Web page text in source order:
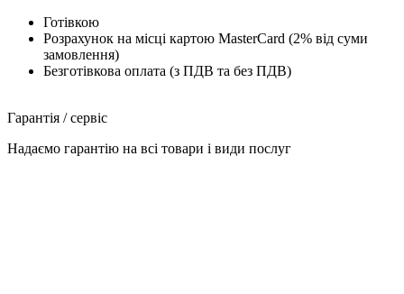
Готівкою
Розрахунок на місці картою MasterCard (2% від суми
замовлення)
Безготівкова оплата (з ПДВ та без ПДВ)
Гарантія / сервіс
Надаємо гарантію на всі товари і види послуг